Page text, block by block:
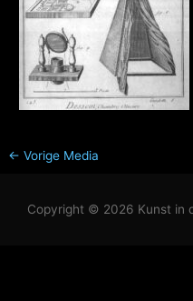
← Vorige Media
Copyright © 2026 Kunst in